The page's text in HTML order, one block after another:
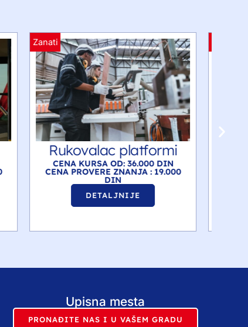
Zanati
Asfalter
CENA KURSA OD: 30.000 DIN
CENA PROVERE ZNANJA : 17.000
DIN
DETALJNIJE
Upisna mesta
PRONAĐITE NAS I U VAŠEM GRADU